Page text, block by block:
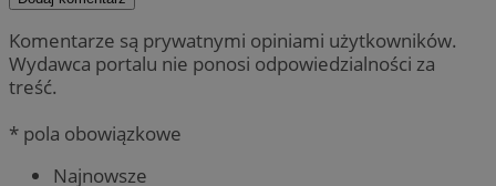
Komentarze są prywatnymi opiniami użytkowników.
Wydawca portalu nie ponosi odpowiedzialności za
treść.
* pola obowiązkowe
Najnowsze